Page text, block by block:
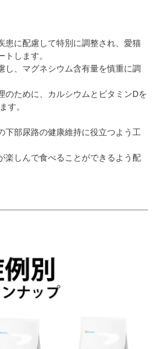
患に配慮して特別に調整され、愛猫
します。
し、マグネシウム含有量を慎重に調
のために、カルシウムとビタミンDを
す。
下部尿路の健康維持に役立つよう工
楽しんで食べることができるよう配